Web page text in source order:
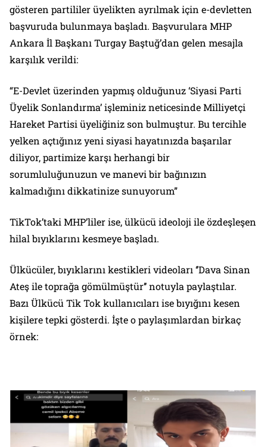
gösteren partililer üyelikten ayrılmak için e-devletten
başvuruda bulunmaya başladı. Başvurulara MHP
Ankara İl Başkanı Turgay Baştuğ’dan gelen mesajla
karşılık verildi:
“E-Devlet üzerinden yapmış olduğunuz ‘Siyasi Parti
Üyelik Sonlandırma’ işleminiz neticesinde Milliyetçi
Hareket Partisi üyeliğiniz son bulmuştur. Bu tercihle
yelken açtığınız yeni siyasi hayatınızda başarılar
diliyor, partimize karşı herhangi bir
sorumluluğunuzun ve manevi bir bağınızın
kalmadığını dikkatinize sunuyorum”
TikTok’taki MHP’liler ise, ülkücü ideoloji ile özdeşleşen
hilal bıyıklarını kesmeye başladı.
Ülkücüler, bıyıklarını kestikleri videoları ‘’Dava Sinan
Ateş ile toprağa gömülmüştür’’ notuyla paylaştılar.
Bazı Ülkücü Tik Tok kullanıcıları ise bıyığını kesen
kişilere tepki gösterdi. İşte o paylaşımlardan birkaç
örnek: